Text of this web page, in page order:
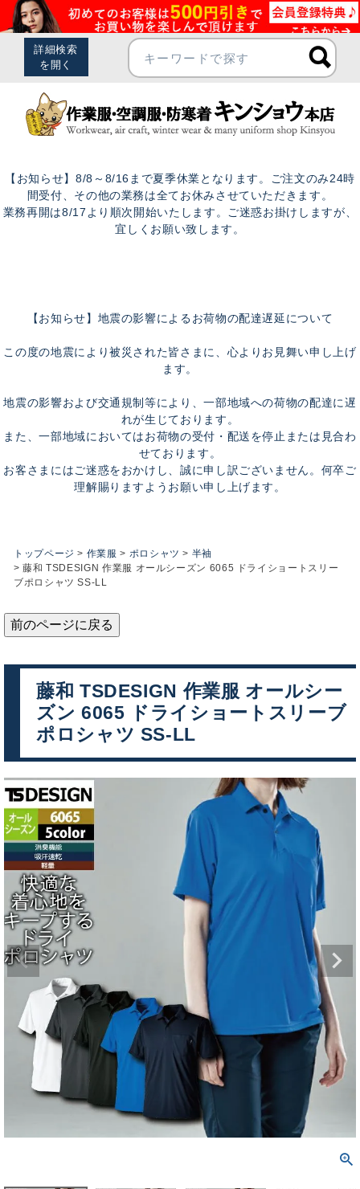
【お知らせ】8/8～8/16まで夏季休業となります。ご注文のみ24時
間受付、その他の業務は全てお休みさせていただきます。
業務再開は8/17より順次開始いたします。ご迷惑お掛けしますが、
宜しくお願い致します。
【お知らせ】地震の影響によるお荷物の配達遅延について
この度の地震により被災された皆さまに、心よりお見舞い申し上げ
ます。
地震の影響および交通規制等により、一部地域への荷物の配達に遅
れが生じております。
また、一部地域においてはお荷物の受付・配送を停止または見合わ
せております。
お客さまにはご迷惑をおかけし、誠に申し訳ございません。何卒ご
理解賜りますようお願い申し上げます。
トップページ 作業服 ポロシャツ
半袖
藤和 TSDESIGN 作業服 オールシーズン 6065 ドライショートスリー
ブポロシャツ SS-LL
前のページに戻る
藤和 TSDESIGN 作業服 オールシー
ズン 6065 ドライショートスリーブ
ポロシャツ SS-LL